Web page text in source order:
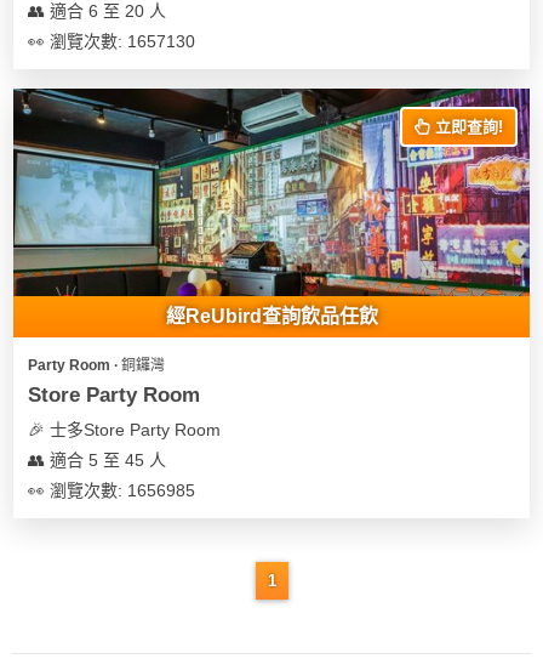
地
佈
用
食
即
煮
列
聚
拍
動
婚
禮
親
子
活
動
神
器
情
心
清
單
關
我
們
👥 適合 6 至 20 人
👀 瀏覽次數: 1657130
立即查詢!
經ReUbird查詢飲品任飲
Party Room ∙ 銅鑼灣
Store Party Room
🎉 士多Store Party Room
👥 適合 5 至 45 人
👀 瀏覽次數: 1656985
1